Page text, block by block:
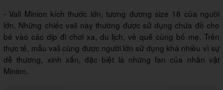
- Vali Minion kích thước lớn, tương đương size 18 của người
lớn. Những chiếc vali này thường được sử dụng chứa đồ cho
bé vào các dịp đi chơi xa, du lịch, về quê cùng bố mẹ. Trên
thực tế, mẫu vali cũng được người lớn sử dụng khá nhiều vì sự
dễ thương, xinh xắn, đặc biệt là những fan của nhân vật
Minion.